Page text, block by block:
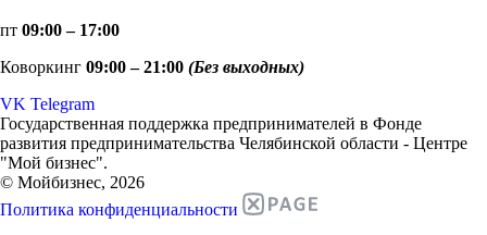
пт 09:00 – 17:00
Коворкинг 09:00 – 21:00 (Без выходных)
VK Telegram
Государственная поддержка предпринимателей в Фонде
развития предпринимательства Челябинской области - Центре
"Мой бизнес".
© Мойбизнес, 2026
Политика конфиденциальности